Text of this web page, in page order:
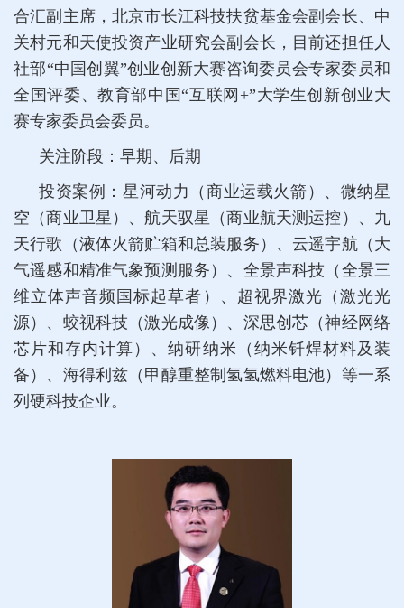
合汇副主席，北京市长江科技扶贫基金会副会长、中
关村元和天使投资产业研究会副会长，目前还担任人
社部“中国创翼”创业创新大赛咨询委员会专家委员和
全国评委、教育部中国“互联网+”大学生创新创业大
赛专家委员会委员。
关注阶段：早期、后期
投资案例：星河动力（商业运载火箭）、微纳星
空（商业卫星）、航天驭星（商业航天测运控）、九
天行歌（液体火箭贮箱和总装服务）、云遥宇航（大
气遥感和精准气象预测服务）、全景声科技（全景三
维立体声音频国标起草者）、超视界激光（激光光
源）、蛟视科技（激光成像）、深思创芯（神经网络
芯片和存内计算）、纳研纳米（纳米钎焊材料及装
备）、海得利兹（甲醇重整制氢氢燃料电池）等一系
列硬科技企业。